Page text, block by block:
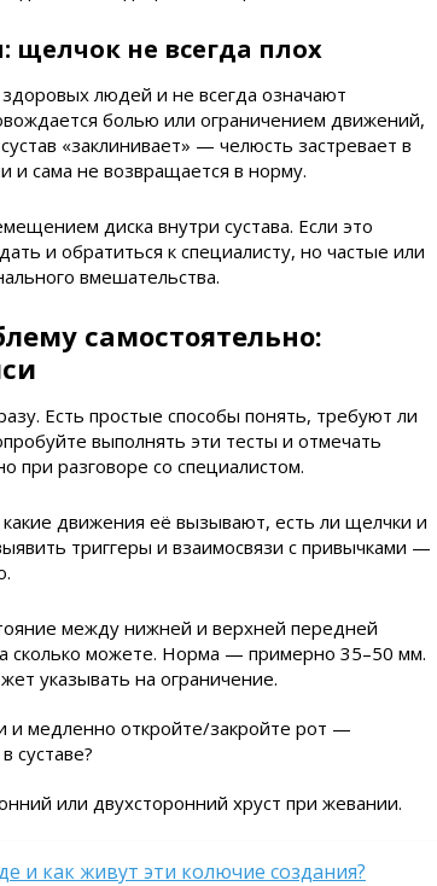
щелчок не всегда плох
людей и не всегда означают
болью или ограничением движений,
«заклинивает» — челюсть застревает в
и сама не возвращается в норму.
диска внутри сустава. Если это
и обратиться к специалисту, но частые или
вмешательства.
самостоятельно:
Есть простые способы понять, требуют ли
выполнять эти тесты и отмечать
при разговоре со специалистом.
движения её вызывают, есть ли щелчки и
триггеры и взаимосвязи с привычками —
между нижней и верхней передней
сколько можете. Норма — примерно 35–50 мм.
указывать на ограничение.
медленно откройте/закройте рот —
суставе?
или двухсторонний хруст при жевании.
и как живут эти колючие создания?